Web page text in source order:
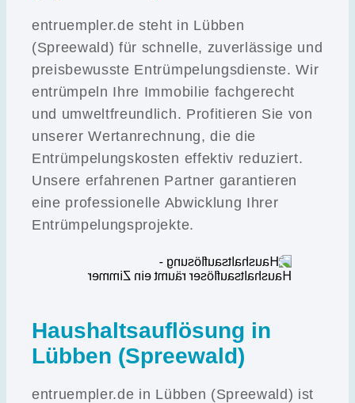
entruempler.de steht in Lübben
(Spreewald) für schnelle, zuverlässige und
preisbewusste Entrümpelungsdienste. Wir
entrümpeln Ihre Immobilie fachgerecht
und umweltfreundlich. Profitieren Sie von
unserer Wertanrechnung, die die
Entrümpelungskosten effektiv reduziert.
Unsere erfahrenen Partner garantieren
eine professionelle Abwicklung Ihrer
Entrümpelungsprojekte.
Haushaltsauflösung in
Lübben (Spreewald)
entruempler.de in Lübben (Spreewald) ist